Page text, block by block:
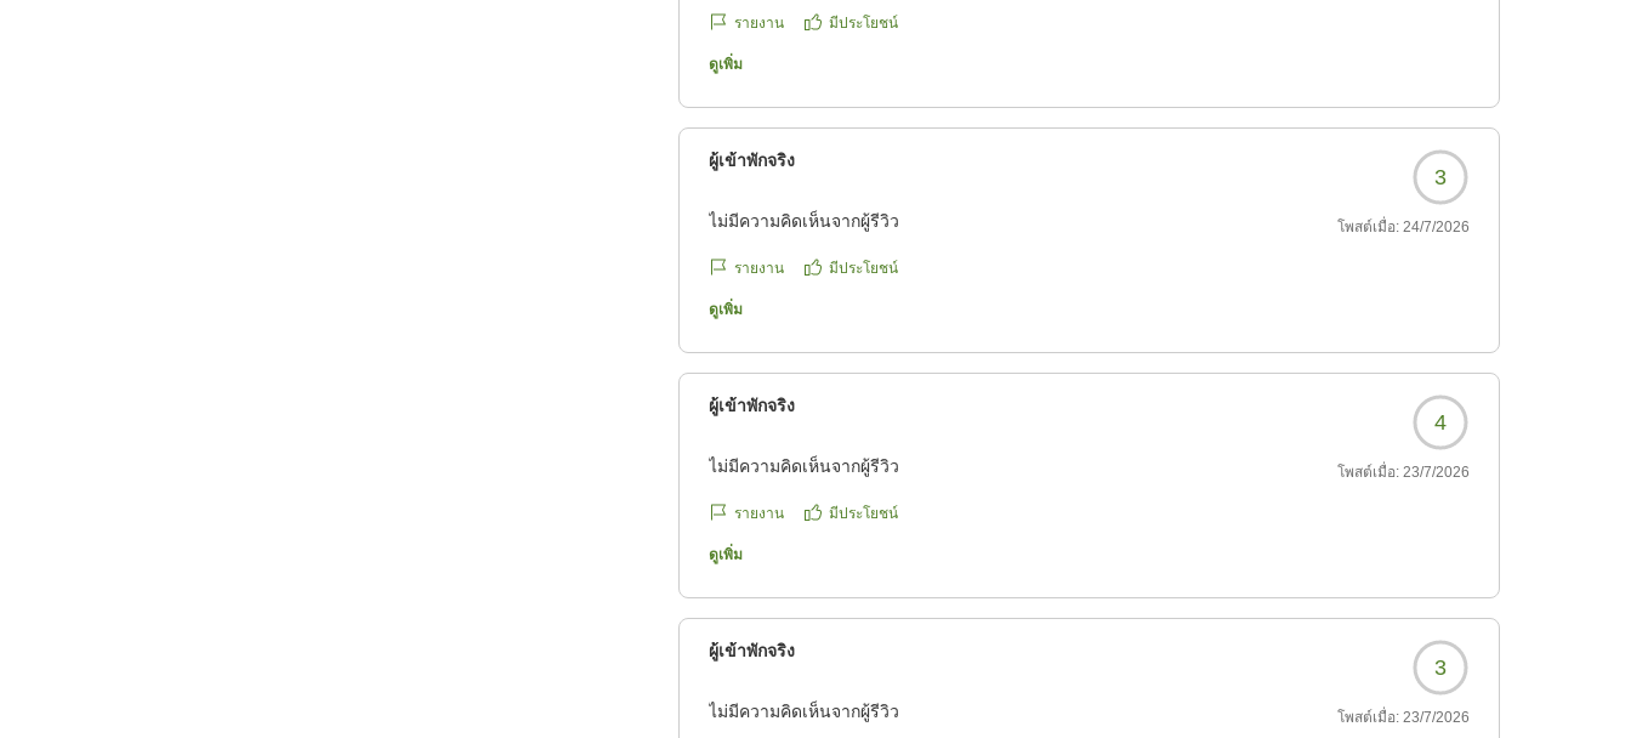
รายงาน มีประโยชน์
ดูเพิ่ม
ผู้เข้าพักจริง
3
ไม่มีความคิดเห็นจากผู้รีวิว โพสต์เมื่อ: 24/7/2026
รายงาน มีประโยชน์
ดูเพิ่ม
ผู้เข้าพักจริง
4
ไม่มีความคิดเห็นจากผู้รีวิว โพสต์เมื่อ: 23/7/2026
รายงาน มีประโยชน์
ดูเพิ่ม
ผู้เข้าพักจริง
3
ไม่มีความคิดเห็นจากผู้รีวิว โพสต์เมื่อ: 23/7/2026